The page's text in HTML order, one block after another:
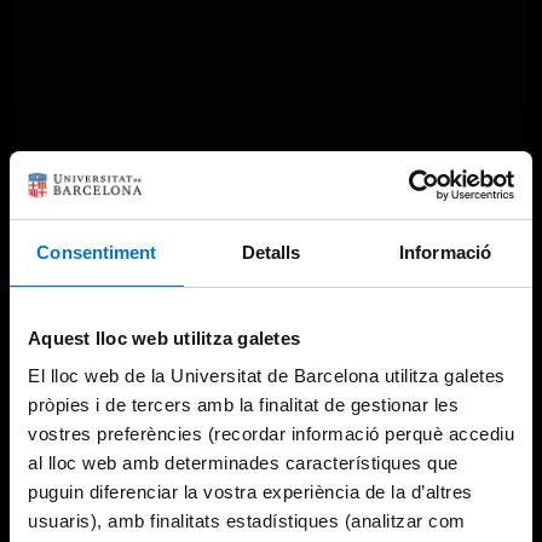
Consentiment Detalls Informació
Aquest lloc web utilitza galetes
El lloc web de la Universitat de Barcelona utilitza galetes
pròpies i de tercers amb la finalitat de gestionar les
vostres preferències (recordar informació perquè accediu
al lloc web amb determinades característiques que
puguin diferenciar la vostra experiència de la d’altres
usuaris), amb finalitats estadístiques (analitzar com